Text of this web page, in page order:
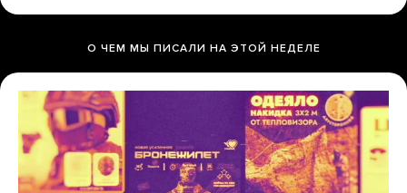
О ЧЕМ МЫ ПИСАЛИ НА ЭТОЙ НЕДЕЛЕ